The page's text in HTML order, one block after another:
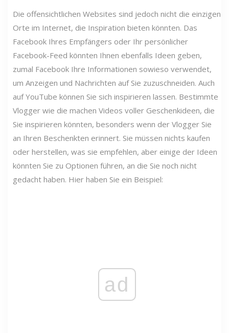
Die offensichtlichen Websites sind jedoch nicht die einzigen
Orte im Internet, die Inspiration bieten könnten. Das
Facebook Ihres Empfängers oder Ihr persönlicher
Facebook-Feed könnten Ihnen ebenfalls Ideen geben,
zumal Facebook Ihre Informationen sowieso verwendet,
um Anzeigen und Nachrichten auf Sie zuzuschneiden. Auch
auf YouTube können Sie sich inspirieren lassen. Bestimmte
Vlogger wie die machen Videos voller Geschenkideen, die
Sie inspirieren könnten, besonders wenn der Vlogger Sie
an Ihren Beschenkten erinnert. Sie müssen nichts kaufen
oder herstellen, was sie empfehlen, aber einige der Ideen
könnten Sie zu Optionen führen, an die Sie noch nicht
gedacht haben. Hier haben Sie ein Beispiel:
ad